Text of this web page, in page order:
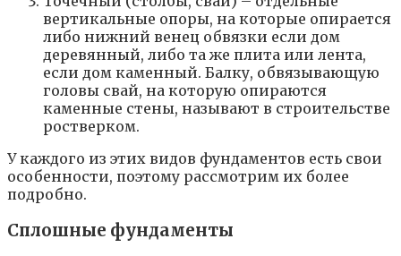
вертикальные опоры, на которые опирается
либо нижний венец обвязки если дом
деревянный, либо та же плита или лента,
если дом каменный. Балку, обвязывающую
головы свай, на которую опираются
каменные стены, называют в строительстве
ростверком.
У каждого из этих видов фундаментов есть свои
особенности, поэтому рассмотрим их более
подробно.
Сплошные фундаменты